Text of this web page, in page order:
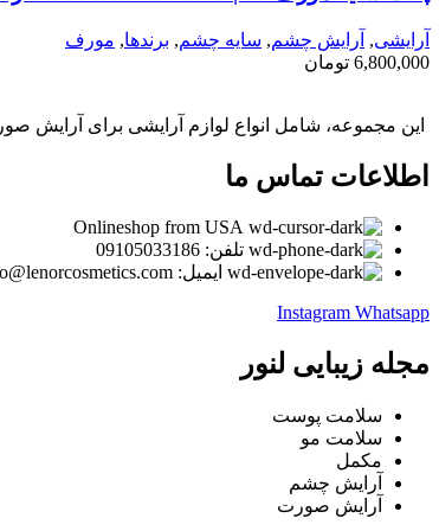
آرایشی, آرايش چشم, سايه چشم, برندها, مورف
6,800,000 تومان
این مجموعه، شامل انواع لوازم آرایشی برای آرایش
اطلاعات تماس ما
Onlineshop from USA
تلفن: 09105033186
ایمیل: info@lenorcosmetics.com
Instagram Whatsapp
مجله زیبایی لنور
سلامت پوست
سلامت مو
مکمل
آرایش چشم
آرایش صورت